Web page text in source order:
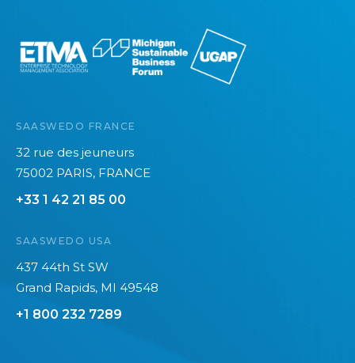
SAASWEDO FRANCE
32 rue des jeuneurs
75002 PARIS, FRANCE
+33 1 42 21 85 00
SAASWEDO USA
437 44th St SW
Grand Rapids, MI 49548
+1 800 232 7289